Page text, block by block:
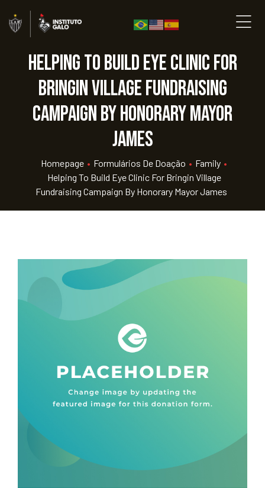
Helping to Build Eye Clinic for
Bringin Village Fundraising
Campaign By Honorary Mayor
James
Homepage • Formulários De Doação • Family •
Helping To Build Eye Clinic For Bringin Village
Fundraising Campaign By Honorary Mayor James